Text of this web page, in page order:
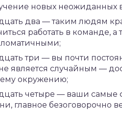
новых неожиданных
два — таким людям
работать в команде,
три — вы почти
является случайным —
окружению;
четыре — ваши самые
главное безоговорочно